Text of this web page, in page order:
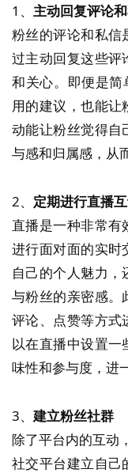
1、 主动回复评论
粉丝的评论和私信
过主动回复这些评
和关心。即便是简
用的建议，也能让
动能让粉丝觉得自
与感和归属感，从
2、 定期进行直播
直播是一种非常有
进行面对面的实时
自己的个人魅力
与粉丝的亲密感。
评论、点赞等方式
以在直播中设置一
味性和参与度，进
3、 建立粉丝社群
除了平台内的互动
社交平台建立自己